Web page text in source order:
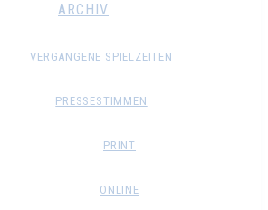
ARCHIV
VERGANGENE SPIELZEITEN
PRESSESTIMMEN
PRINT
ONLINE